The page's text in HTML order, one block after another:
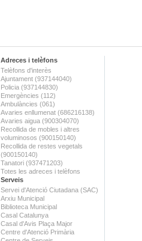
Adreces i telèfons
Telèfons d'interès
Ajuntament (937144040)
Policia (937144830)
Emergències (112)
Ambulàncies (061)
Avaries enllumenat (686216138)
Avaries aigua (900304070)
Recollida de mobles i altres
voluminosos (900150140)
Recollida de restes vegetals
(900150140)
Tanatori (937471203)
Totes les adreces i telèfons
Serveis
Servei d'Atenció Ciutadana (SAC)
Arxiu Municipal
Biblioteca Municipal
Casal Catalunya
Casal d'Avis Plaça Major
Centre d'Atenció Primària